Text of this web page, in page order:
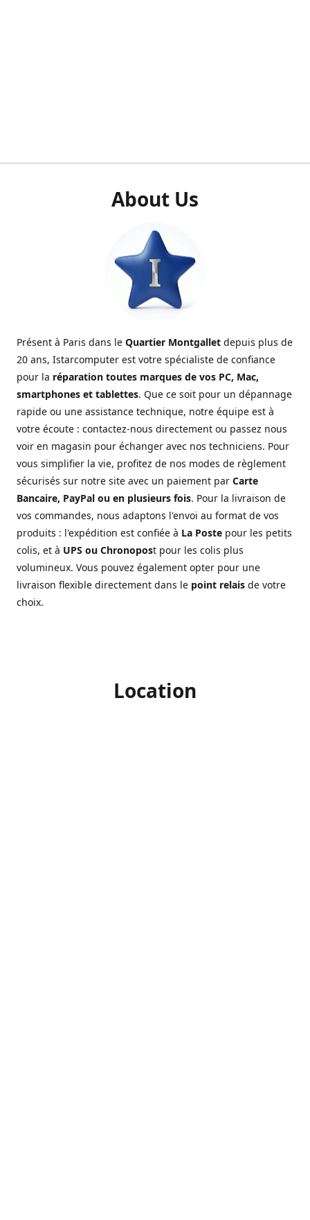
About Us
Présent à Paris dans le Quartier Montgallet depuis plus de
20 ans, Istarcomputer est votre spécialiste de confiance
pour la réparation toutes marques de vos PC, Mac,
smartphones et tablettes. Que ce soit pour un dépannage
rapide ou une assistance technique, notre équipe est à
votre écoute : contactez-nous directement ou passez nous
voir en magasin pour échanger avec nos techniciens. Pour
vous simplifier la vie, profitez de nos modes de règlement
sécurisés sur notre site avec un paiement par Carte
Bancaire, PayPal ou en plusieurs fois. Pour la livraison de
vos commandes, nous adaptons l'envoi au format de vos
produits : l'expédition est confiée à La Poste pour les petits
colis, et à UPS ou Chronopost pour les colis plus
volumineux. Vous pouvez également opter pour une
livraison flexible directement dans le point relais de votre
choix.
Location